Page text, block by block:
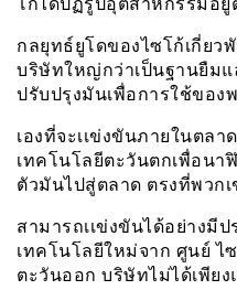
กลยุทธ์ยูโดของไซโก้เกี่ยว
บริษัทใหญ่กว่าเป็นฐานยืมแ
ปรับปรุงมันเพื่อการใช้ของ
เองที่จะเเข่งขันภายในตล
เทคโนโลยีตะวันตกเพื่อนา
ตัวมันไปสู่ตลาด ตรงที่พวกเ
สามารถเเข่งขันได้อย่างมี
เทคโนโลยีใหม่จาก ศูนย์ ไ
ตะวันออก บริษัทไม่ได้เพีย